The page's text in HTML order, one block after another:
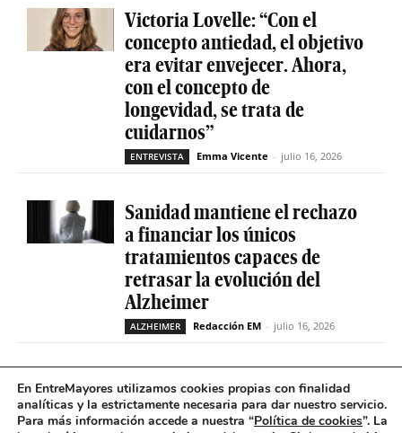
Victoria Lovelle: “Con el
concepto antiedad, el objetivo
era evitar envejecer. Ahora,
con el concepto de
longevidad, se trata de
cuidarnos”
ENTREVISTA Emma Vicente - julio 16, 2026
Sanidad mantiene el rechazo
a financiar los únicos
tratamientos capaces de
retrasar la evolución del
Alzheimer
ALZHEIMER Redacción EM - julio 16, 2026
La geriatría reclama más
peso en el sistema sanitario
ante el envejecimiento récord
En EntreMayores utilizamos cookies propias con finalidad
analíticas y la estrictamente necesaria para dar nuestro servicio.
Para más información accede a nuestra “Política de cookies”. La